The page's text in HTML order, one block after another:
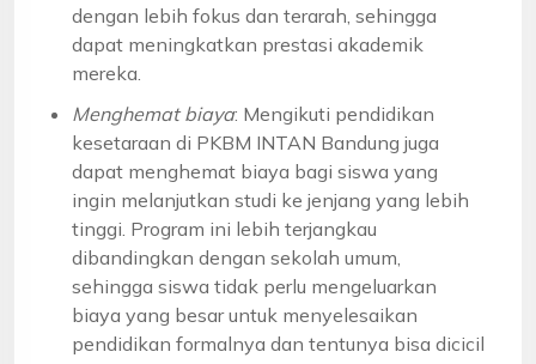
dengan lebih fokus dan terarah, sehingga
dapat meningkatkan prestasi akademik
mereka.
Menghemat biaya: Mengikuti pendidikan
kesetaraan di PKBM INTAN Bandung juga
dapat menghemat biaya bagi siswa yang
ingin melanjutkan studi ke jenjang yang lebih
tinggi. Program ini lebih terjangkau
dibandingkan dengan sekolah umum,
sehingga siswa tidak perlu mengeluarkan
biaya yang besar untuk menyelesaikan
pendidikan formalnya dan tentunya bisa dicicil